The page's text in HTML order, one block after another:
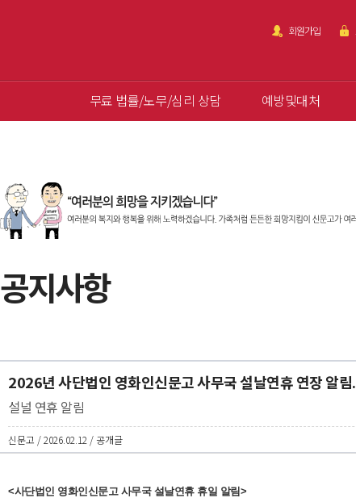
회원가입
무료 법률/노무/심리 상담 예방및대처
공지사항
2026년 사단법인 영화인신문고 사무국 설날연휴 연장 알림.
설널 연휴 알림
신문고 / 2026.02.12 / 공개글
<사단법인 영화인신문고 사무국 설날연휴 휴일 알림>